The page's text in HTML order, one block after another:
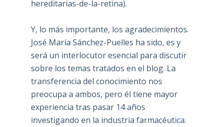
hereditarias-de-la-retina).
Y, lo más importante, los agradecimientos.
José María Sánchez-Puelles ha sido, es y
será un interlocutor esencial para discutir
sobre los temas tratados en el blog. La
transferencia del conocimiento nos
preocupa a ambos, pero él tiene mayor
experiencia tras pasar 14 años
investigando en la industria farmacéutica.